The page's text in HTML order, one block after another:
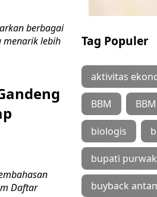
berbagai
menarik lebih
Daftar
Tag Populer
aktivitas
BBM
biologis
bupati
buyback